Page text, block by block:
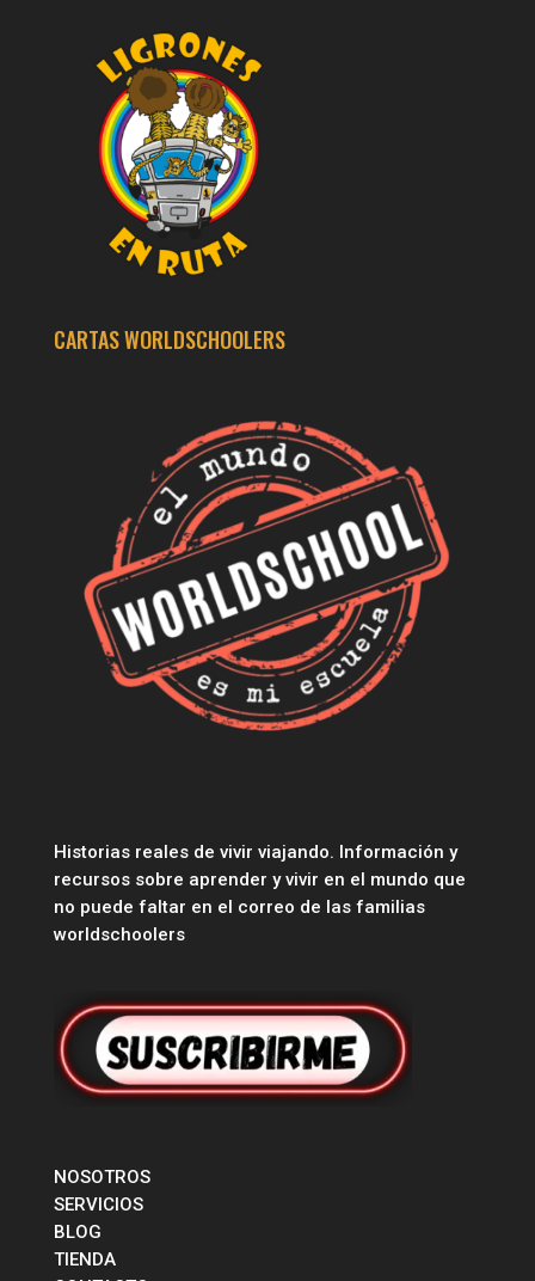
CARTAS WORLDSCHOOLERS
Historias reales de vivir viajando. Información y
recursos sobre aprender y vivir en el mundo que
no puede faltar en el correo de las familias
worldschoolers
NOSOTROS
SERVICIOS
BLOG
TIENDA